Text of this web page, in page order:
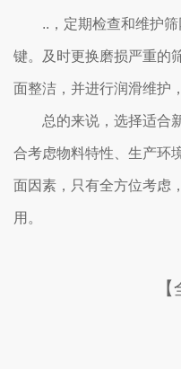
..，定期检查和维护
键。及时更换磨损严重的
面整洁，并进行润滑维护
总的来说，选择适合
合考虑物料特性、生产环
面因素，只有全方位考虑
用。